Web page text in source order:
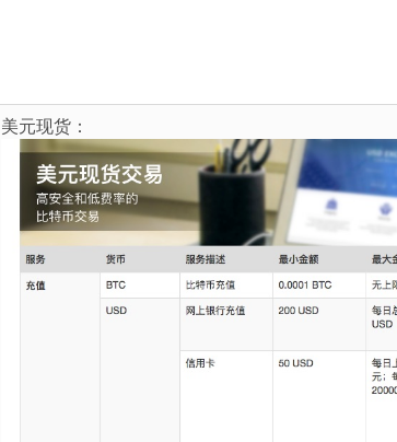
美元现货：